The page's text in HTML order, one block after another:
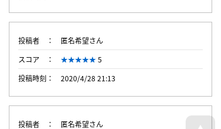
投稿者
匿名希望さん
スコア
5
投稿時刻
2020/4/28 21:13
投稿者 匿名希望さん